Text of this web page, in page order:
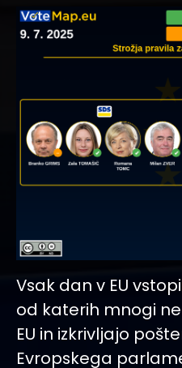
Vsak dan v EU
od katerih mnogi
EU in izkrivljajo
Evropskega